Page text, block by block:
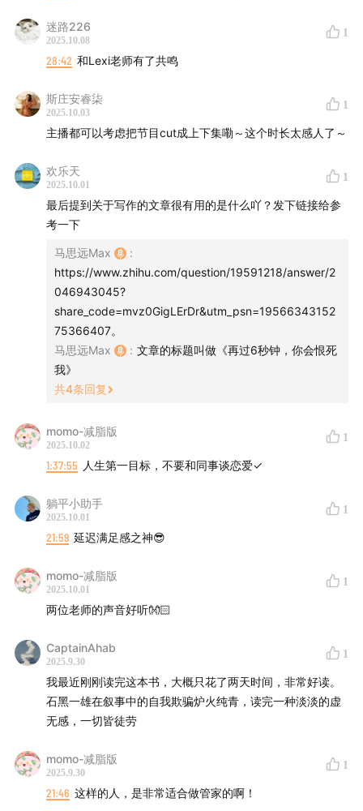
旅途中遇到路人推荐的美景，但它不在你的计划内，你会
怎么办？
如何跨出人生舒适区？我们聊了聊从害怕计划被打乱，到
28:17 适应陌生环境：从害怕到熟悉的小秘诀
我朋友在北京随身带地图、水和食物来对抗迷路恐惧，现
在有了互联网，这种恐惧是不是减轻了呢？
尊严与管家：真正的体面是什么？
庄园会议：英国外交策略的大转折
重磅历史事件！庄园里居然举办了一场非官方国际外交大
会，这成了男主角人生的分水岭！这次会议对战后英国的
历史背景。
一战后的欧洲外交和历史小八卦
深挖一战后的欧洲历史！1923年的庄园会议上，英国贵族
试图当“和事佬”，但英国的绥靖政策是怎么阴差阳错地助
有关于年轻人婚前教育的搞笑桥段
管家与会议：事业的成功与个人的牺牲
老贵族的倔强和国际调解员的角色冲突！会议成功了，可
管家却因此错过了与病重父亲的最后一面……
责任与情感的拉扯：一个时代的选择
在那个“责任至上”的年代，人们对情感的压抑到底有多夸
张？
迷路226
2025.10.08
1
28:42 和Lexi老师有了共鸣
斯庄安睿柒
2025.10.03
1
主播都可以考虑把节目cut成上下集嘞～这个时长太感人了～
欢乐天
2025.10.01
1
最后提到关于写作的文章很有用的是什么吖？发下链接给参
考一下
马思远Max
:
https://www.zhihu.com/question/19591218/answer/2
046943045?
share_code=mvz0GigLErDr&utm_psn=19566343152
75366407。
马思远Max
: 文章的标题叫做《再过6秒钟，你会恨死
我》
共4条回复
momo-减脂版
2025.10.02
1
1:37:55 人生第一目标，不要和同事谈恋爱✓
躺平小助手
2025.10.01
1
21:59 延迟满足感之神😎
momo-减脂版
2025.10.01
1
两位老师的声音好听👐🏻
CaptainAhab
2025.9.30
1
我最近刚刚读完这本书，大概只花了两天时间，非常好读。
石黑一雄在叙事中的自我欺骗炉火纯青，读完一种淡淡的虚
无感，一切皆徒劳
momo-减脂版
2025.9.30
1
21:46 这样的人，是非常适合做管家的啊！